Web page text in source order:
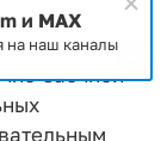
до
заочной
и MAX
на наш каналы